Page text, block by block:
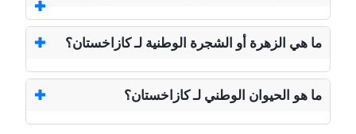
ما هي الزهرة أو الشجرة الوطنية لـ كازاخستان؟
ما هو الحيوان الوطني لـ كازاخستان؟